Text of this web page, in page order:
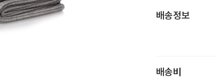
배송정보
배송비